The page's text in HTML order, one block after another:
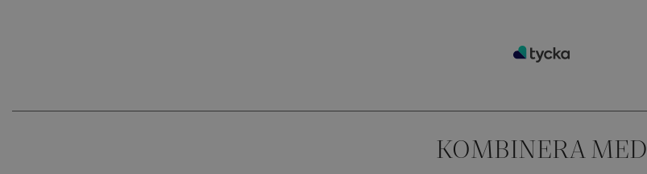
KOMBINERA MED